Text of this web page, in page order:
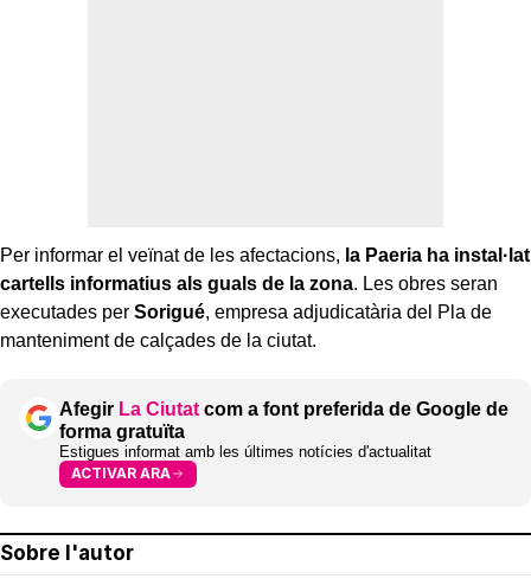
Per informar el veïnat de les afectacions, la Paeria ha instal·lat
cartells informatius als guals de la zona. Les obres seran
executades per Sorigué, empresa adjudicatària del Pla de
manteniment de calçades de la ciutat.
Afegir La Ciutat com a font preferida de Google de
forma gratuïta
Estigues informat amb les últimes notícies d'actualitat
ACTIVAR ARA
Sobre l'autor